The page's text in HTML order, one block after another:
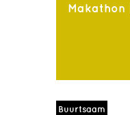
Makathon
Buurtsaam